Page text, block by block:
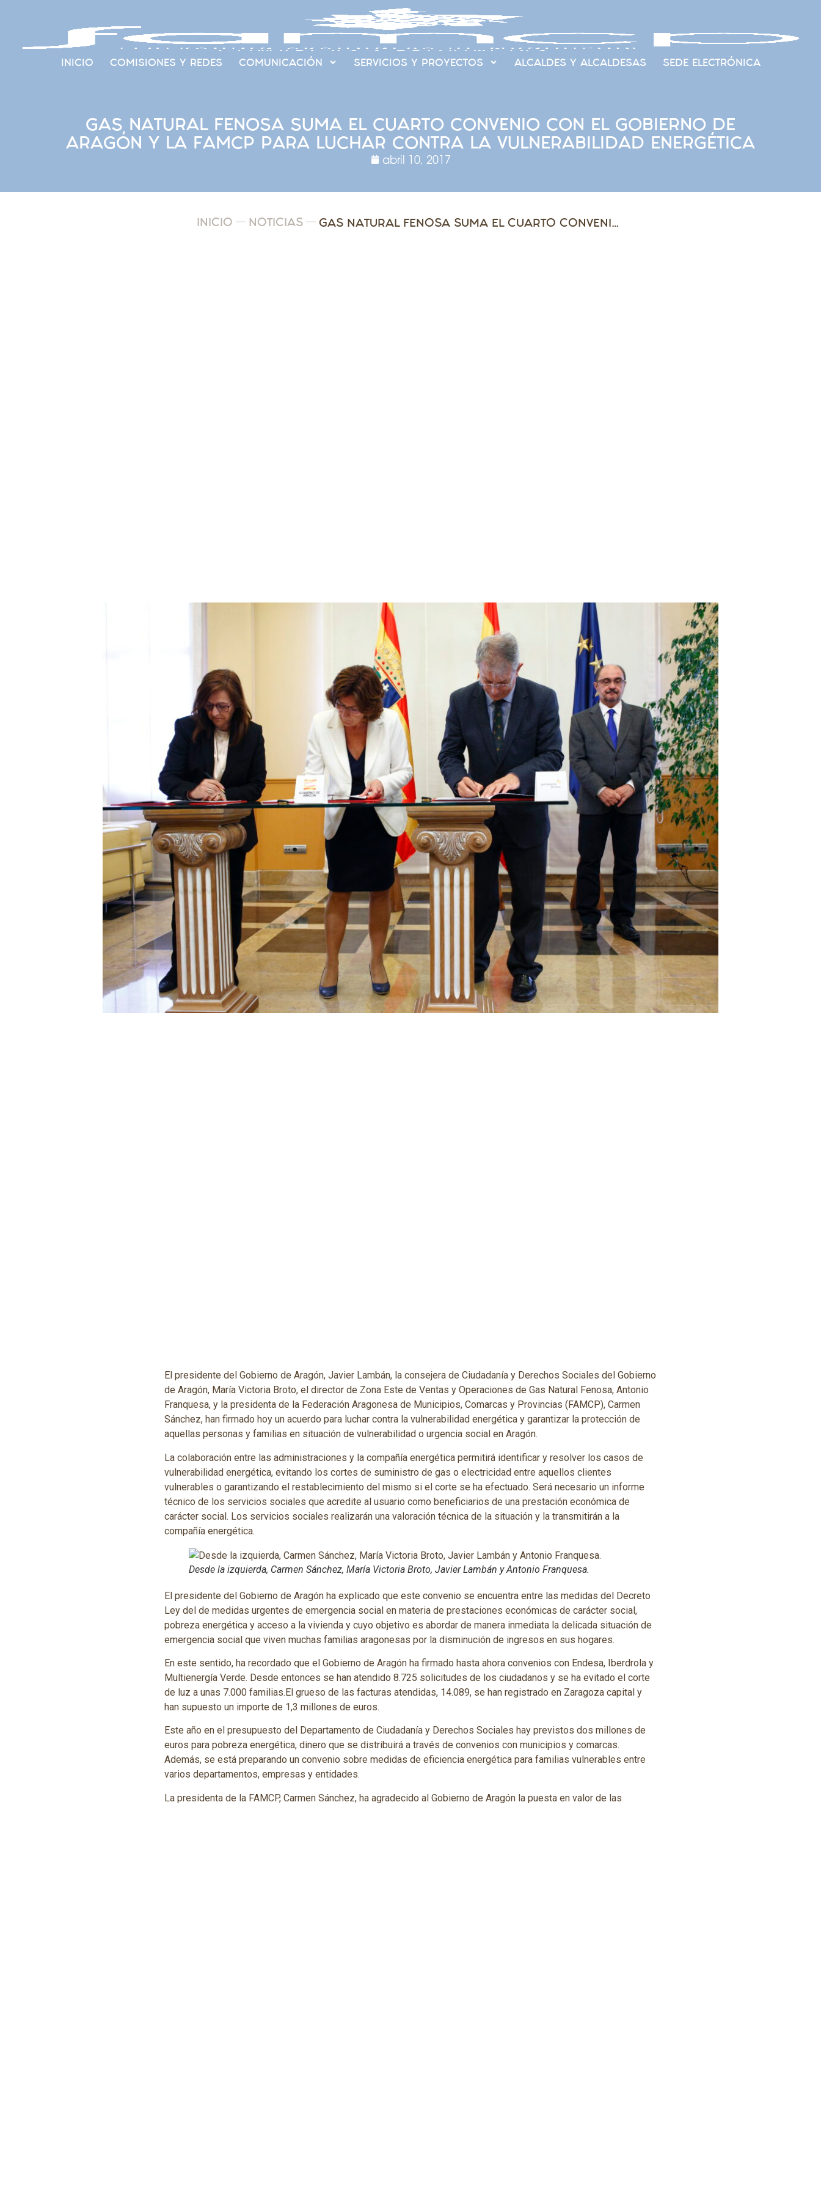
INICIO COMISIONES Y REDES COMUNICACIÓN SERVICIOS Y PROYECTOS ALCALDES Y ALCALDESAS SEDE ELECTRÓNICA
GAS NATURAL FENOSA SUMA EL CUARTO CONVENIO CON EL GOBIERNO DE
ARAGÓN Y LA FAMCP PARA LUCHAR CONTRA LA VULNERABILIDAD ENERGÉTICA
abril 10, 2017
INICIO NOTICIAS GAS NATURAL FENOSA SUMA EL CUARTO CONVENIO CON EL GOBIERNO DE ARAGÓN Y LA FAMCP PARA LUCHAR CONTRA LA VULNERABILIDAD ENERGÉTICA
El presidente del Gobierno de Aragón, Javier Lambán, la consejera de Ciudadanía y Derechos Sociales del Gobierno
de Aragón, María Victoria Broto, el director de Zona Este de Ventas y Operaciones de Gas Natural Fenosa, Antonio
Franquesa, y la presidenta de la Federación Aragonesa de Municipios, Comarcas y Provincias (FAMCP), Carmen
Sánchez, han firmado hoy un acuerdo para luchar contra la vulnerabilidad energética y garantizar la protección de
aquellas personas y familias en situación de vulnerabilidad o urgencia social en Aragón.
La colaboración entre las administraciones y la compañía energética permitirá identificar y resolver los casos de
vulnerabilidad energética, evitando los cortes de suministro de gas o electricidad entre aquellos clientes
vulnerables o garantizando el restablecimiento del mismo si el corte se ha efectuado. Será necesario un informe
técnico de los servicios sociales que acredite al usuario como beneficiarios de una prestación económica de
carácter social. Los servicios sociales realizarán una valoración técnica de la situación y la transmitirán a la
compañía energética.
Desde la izquierda, Carmen Sánchez, María Victoria Broto, Javier Lambán y Antonio Franquesa.
El presidente del Gobierno de Aragón ha explicado que este convenio se encuentra entre las medidas del Decreto
Ley del de medidas urgentes de emergencia social en materia de prestaciones económicas de carácter social,
pobreza energética y acceso a la vivienda y cuyo objetivo es abordar de manera inmediata la delicada situación de
emergencia social que viven muchas familias aragonesas por la disminución de ingresos en sus hogares.
En este sentido, ha recordado que el Gobierno de Aragón ha firmado hasta ahora convenios con Endesa, Iberdrola y
Multienergía Verde. Desde entonces se han atendido 8.725 solicitudes de los ciudadanos y se ha evitado el corte
de luz a unas 7.000 familias.El grueso de las facturas atendidas, 14.089, se han registrado en Zaragoza capital y
han supuesto un importe de 1,3 millones de euros.
Este año en el presupuesto del Departamento de Ciudadanía y Derechos Sociales hay previstos dos millones de
euros para pobreza energética, dinero que se distribuirá a través de convenios con municipios y comarcas.
Además, se está preparando un convenio sobre medidas de eficiencia energética para familias vulnerables entre
varios departamentos, empresas y entidades.
La presidenta de la FAMCP, Carmen Sánchez, ha agradecido al Gobierno de Aragón la puesta en valor de las